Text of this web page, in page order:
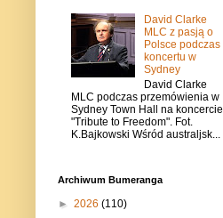
David Clarke
MLC z pasją o
Polsce podczas
koncertu w
Sydney
David Clarke
MLC podczas przemówienia w
Sydney Town Hall na koncercie
"Tribute to Freedom". Fot.
K.Bajkowski Wśród australjsk...
Archiwum Bumeranga
► 2026 (110)